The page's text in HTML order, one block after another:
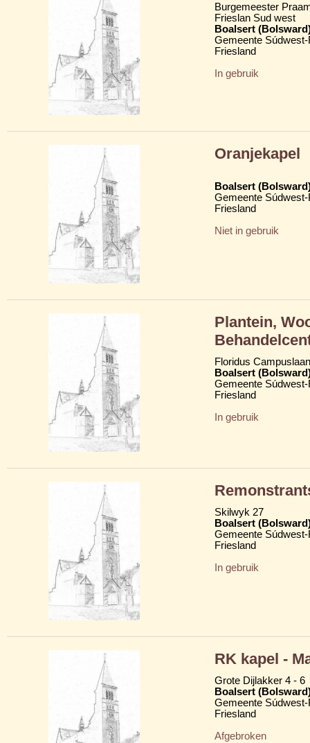
Burgemeester
Frieslan Sud west
Boalsert
Gemeente
Friesland
In gebruik
Oranjekapel
Boalsert
Gemeente
Friesland
Niet in gebruik
Plantein,
Floridus
Boalsert
Gemeente
Friesland
In gebruik
Skilwyk 27
Boalsert
Gemeente
Friesland
In gebruik
RK kapel -
Grote Dijlakker 4 - 6
Boalsert
Gemeente
Friesland
Afgebroken